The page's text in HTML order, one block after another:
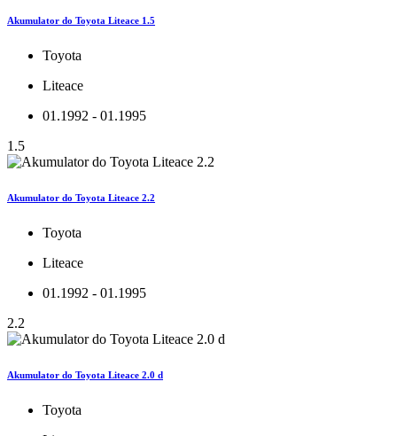
Akumulator do Toyota Liteace 1.5
Toyota
Liteace
01.1992 - 01.1995
1.5
Akumulator do Toyota Liteace 2.2
Toyota
Liteace
01.1992 - 01.1995
2.2
Akumulator do Toyota Liteace 2.0 d
Toyota